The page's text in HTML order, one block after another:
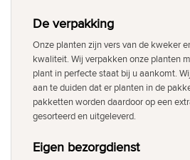
De verpakking
Onze planten zijn vers van de kweker
kwaliteit. Wij verpakken onze planten
plant in perfecte staat bij u aankomt.
aan te duiden dat er planten in de
pakketten worden daardoor op een
gesorteerd en uitgeleverd.
Eigen bezorgdienst